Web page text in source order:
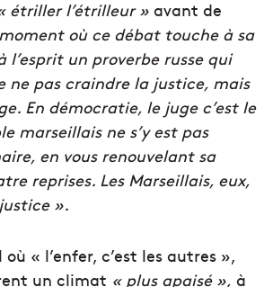
étriller l’étrilleur » avant de
où ce débat touche à sa
l’esprit un proverbe russe qui
ne pas craindre la justice, mais
En démocratie, le juge c’est le
marseillais ne s’y est pas
en vous renouvelant sa
reprises. Les Marseillais, eux,
».
« l’enfer, c’est les autres »,
un climat « plus apaisé », à